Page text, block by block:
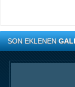
SON EKLENEN